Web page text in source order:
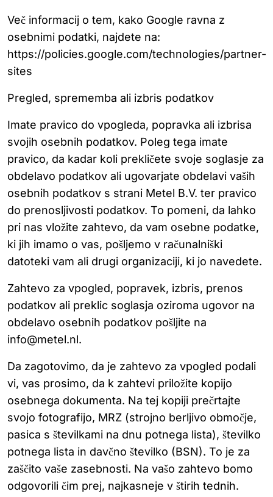
Več informacij o tem, kako Google ravna z
osebnimi podatki, najdete na:
https://policies.google.com/technologies/partner-
sites
Pregled, sprememba ali izbris podatkov
Imate pravico do vpogleda, popravka ali izbrisa
svojih osebnih podatkov. Poleg tega imate
pravico, da kadar koli prekličete svoje soglasje za
obdelavo podatkov ali ugovarjate obdelavi vaših
osebnih podatkov s strani Metel B.V. ter pravico
do prenosljivosti podatkov. To pomeni, da lahko
pri nas vložite zahtevo, da vam osebne podatke,
ki jih imamo o vas, pošljemo v računalniški
datoteki vam ali drugi organizaciji, ki jo navedete.
Zahtevo za vpogled, popravek, izbris, prenos
podatkov ali preklic soglasja oziroma ugovor na
obdelavo osebnih podatkov pošljite na
info@metel.nl.
Da zagotovimo, da je zahtevo za vpogled podali
vi, vas prosimo, da k zahtevi priložite kopijo
osebnega dokumenta. Na tej kopiji prečrtajte
svojo fotografijo, MRZ (strojno berljivo območje,
pasica s številkami na dnu potnega lista), številko
potnega lista in davčno številko (BSN). To je za
zaščito vaše zasebnosti. Na vašo zahtevo bomo
odgovorili čim prej, najkasneje v štirih tednih.